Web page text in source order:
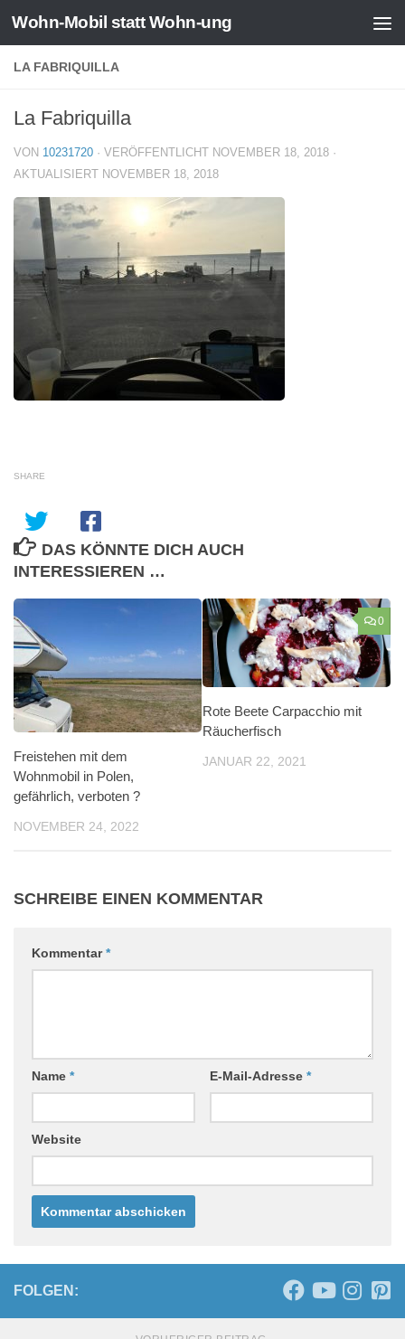
Zum Inhalt springen
Wohn-Mobil statt Wohn-ung
LA FABRIQUILLA
La Fabriquilla
VON 10231720 · VERÖFFENTLICHT NOVEMBER 18, 2018 ·
AKTUALISIERT NOVEMBER 18, 2018
SHARE
DAS KÖNNTE DICH AUCH
INTERESSIEREN …
Freistehen mit dem
Wohnmobil in Polen,
gefährlich, verboten ?
NOVEMBER 24, 2022
0
Rote Beete Carpacchio mit
Räucherfisch
JANUAR 22, 2021
SCHREIBE EINEN KOMMENTAR
Kommentar*
Name * E-Mail-Adresse *
Website
FOLGEN: